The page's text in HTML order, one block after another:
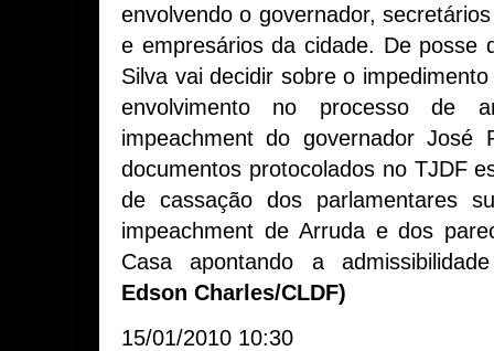
envolvendo o governador,
e empresários da cidade. De posse
Silva vai decidir sobre o
envolvimento no processo de
impeachment do governador José
documentos protocolados no TJDF
de cassação dos parlamentares
impeachment de Arruda e dos
Casa apontando a
Edson Charles/CLDF)
15/01/2010 10:30